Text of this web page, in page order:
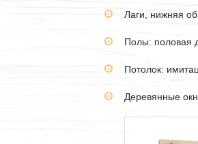
Лаги, нижняя
Полы: половая
Потолок:
Деревянные